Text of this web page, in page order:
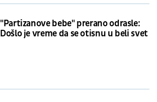
"Partizanove bebe" prerano odrasle:
Došlo je vreme da se otisnu u beli svet